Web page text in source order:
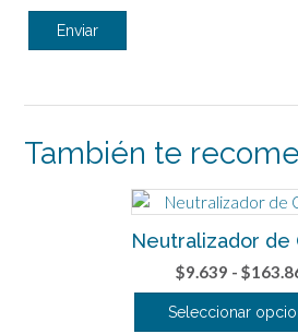
También te
Neutralizador de
$9.639 - $
Seleccionar